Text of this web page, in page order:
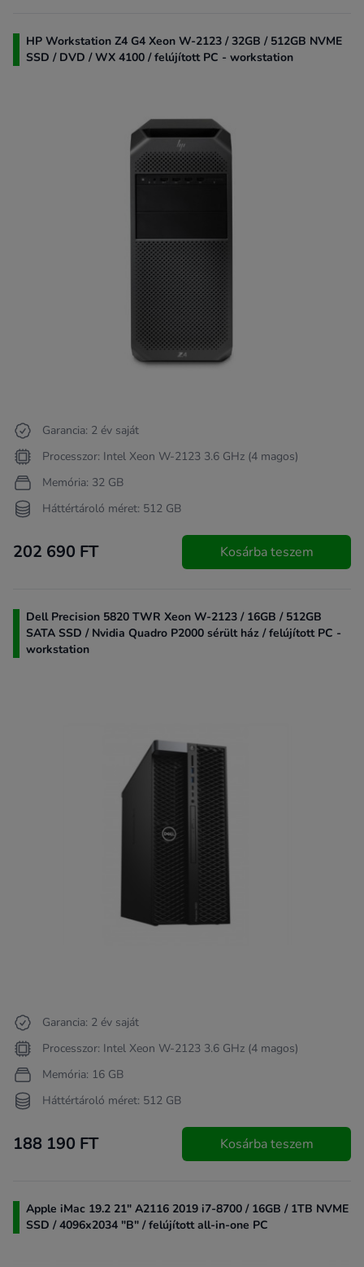
HP Workstation Z4 G4 Xeon W-2123 / 32GB / 512GB NVME
SSD / DVD / WX 4100 / felújított PC - workstation
Garancia: 2 év saját
Processzor: Intel Xeon W-2123 3.6 GHz (4 magos)
Memória: 32 GB
Háttértároló méret: 512 GB
202 690 FT Kosárba teszem
Dell Precision 5820 TWR Xeon W-2123 / 16GB / 512GB
SATA SSD / Nvidia Quadro P2000 sérült ház / felújított PC -
workstation
Garancia: 2 év saját
Processzor: Intel Xeon W-2123 3.6 GHz (4 magos)
Memória: 16 GB
Háttértároló méret: 512 GB
188 190 FT Kosárba teszem
Apple iMac 19.2 21" A2116 2019 i7-8700 / 16GB / 1TB NVME
SSD / 4096x2034 "B" / felújított all-in-one PC